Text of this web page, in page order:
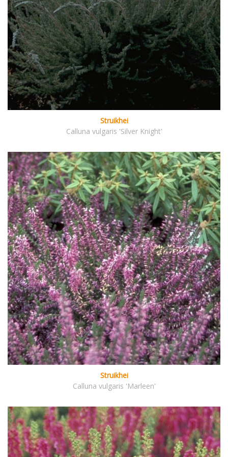
Struikhei
Calluna vulgaris 'Silver Knight'
Struikhei
Calluna vulgaris 'Marleen'